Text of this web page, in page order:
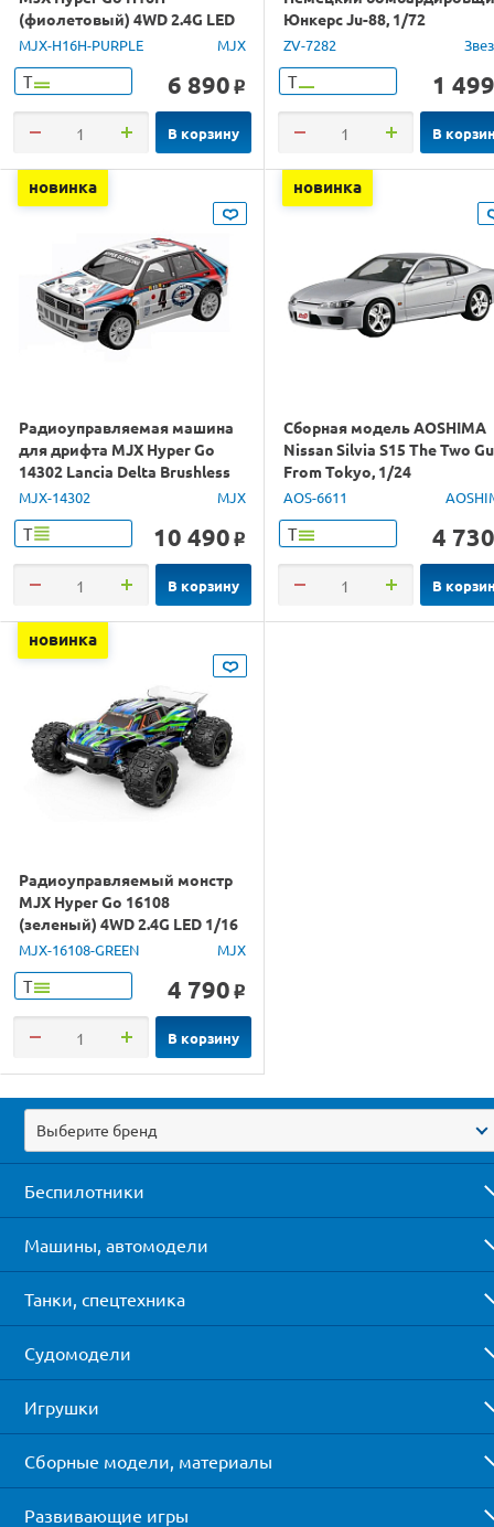
(фиолетовый) 4WD 2.4G LED
GPS 1/16 RTR
MJX-H16H-PURPLE MJX
Т 6 890 o
В корзину
Юнкерс Ju-88, 1/72
ZV-7282
Т 1 499
В
новинка
Радиоуправляемая машина
для дрифта MJX Hyper Go
14302 Lancia Delta Brushless
4WD 2.4G LED 1/14 RTR
MJX-14302 MJX
Т 10 490 o
В корзину
новинка
Сборная модель AOSHIMA
Nissan Silvia S15 The Two
From Tokyo, 1/24
AOS-6611
Т 4 730
В
новинка
Радиоуправляемый монстр
MJX Hyper Go 16108
(зеленый) 4WD 2.4G LED 1/16
RTR
MJX-16108-GREEN MJX
Т 4 790 o
В корзину
Выберите бренд
Беспилотники
Машины, автомодели
Танки, спецтехника
Судомодели
Игрушки
Сборные модели, материалы
Развивающие игры